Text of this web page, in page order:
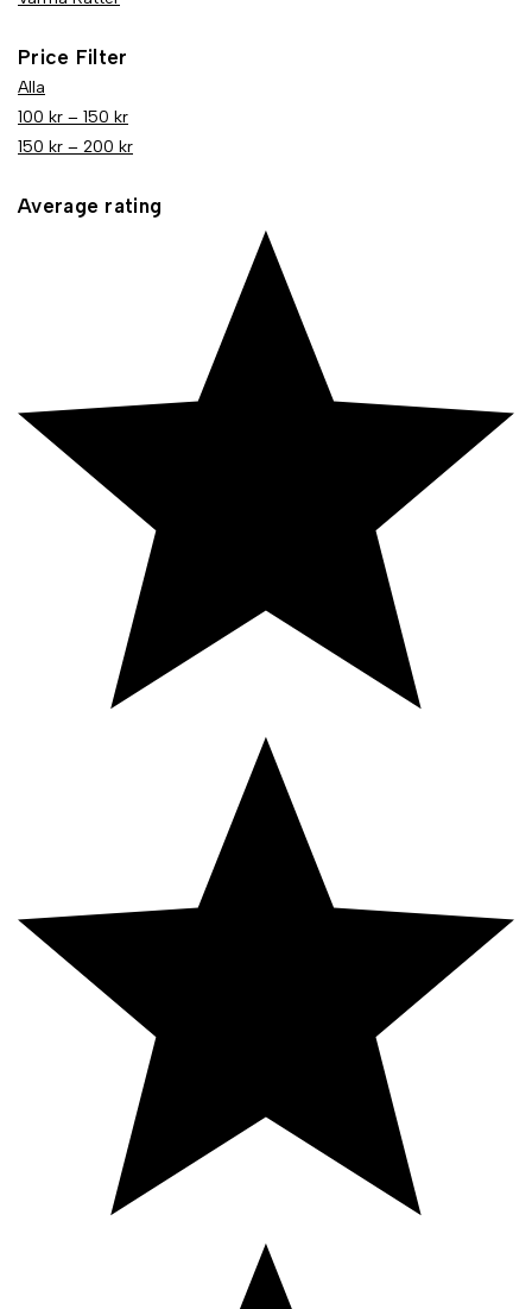
Price Filter
Alla
100 kr – 150 kr
150 kr – 200 kr
Average rating